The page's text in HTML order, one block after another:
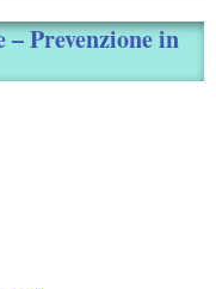
– Prevenzione in